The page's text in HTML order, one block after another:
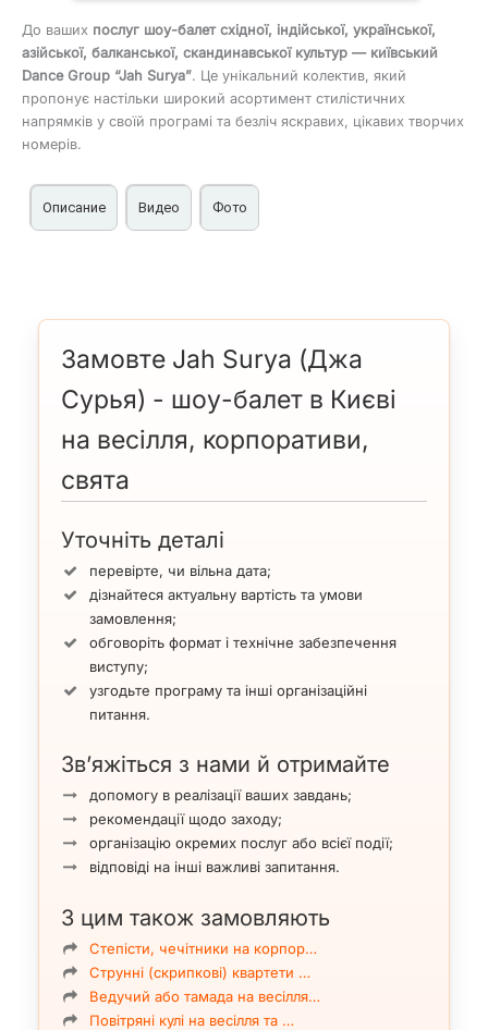
До ваших послуг шоу-балет східної, індійської, української,
азійської, балканської, скандинавської культур — київський
Dance Group “Jah Surya”. Це унікальний колектив, який
пропонує настільки широкий асортимент стилістичних
напрямків у своїй програмі та безліч яскравих, цікавих творчих
номерів.
Описание Видео Фото
Це Dance Group, що інтерпретує східну, індійську,
українську, азійську, балканську та скандинавську
культури у своїй танцювальній програмі. У виконанні
колективу ви можете побачити будь-яку з них і
насолодитися переплетенням барв музики та танцю.
та хореографією, такими як суфійські обертання у
номер завжди справляє сильне враження і нікого не
залишає байдужим.
Також ви можете замовити танцювальний майстер-
клас у будь-якій із представлених стилістик (східній,
індійській, українській, азійській, балканській,
скандинавській). Танцівниці навчать вас красивим
рухам і відкриють таємниці культури танцювальної
майстерності та філософії.
Вартість: від $150 — сольний танець, $150 — тріо / 1
Якщо ви сумніваєтеся у можливості охопити такий
перелік культурних традицій, то після знайомства з
творчістю київського шоу-балету ви будете думати
зовсім інакше.
Замовте Jah Surya (Джа
Сурья) - шоу-балет в Києві
на весілля, корпоративи,
свята
Уточніть деталі
перевірте, чи вільна дата;
дізнайтеся актуальну вартість та умови
замовлення;
обговоріть формат і технічне забезпечення
виступу;
узгодьте програму та інші організаційні
питання.
Зв’яжіться з нами й отримайте
допомогу в реалізації ваших завдань;
рекомендації щодо заходу;
організацію окремих послуг або всієї події;
відповіді на інші важливі запитання.
З цим також замовляють
Степісти, чечітники на корпор…
Струнні (скрипкові) квартети …
Ведучий або тамада на весілля…
Повітряні кулі на весілля та …